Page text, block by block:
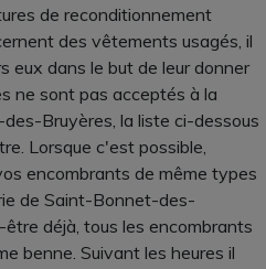
de reconditionnement
des vêtements usagés, il
eux dans le but de leur donner
ne sont pas acceptés à la
Bruyères, la liste ci-dessous
Lorsque c'est possible,
encombrants de même types
de Saint-Bonnet-des-
déjà, tous les encombrants
benne. Suivant les heures il